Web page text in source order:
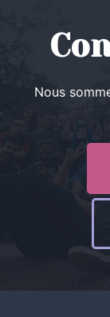
Nous